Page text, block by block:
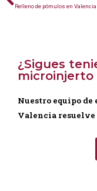
Relleno de pómulos en
¿Sigues
microinjerto
Nuestro equipo
Valencia resuelve